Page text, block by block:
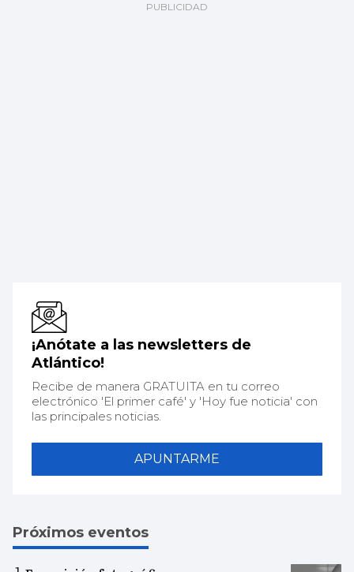
¡Anótate a las newsletters de
Atlántico!
Recibe de manera GRATUITA en tu correo
electrónico 'El primer café' y 'Hoy fue noticia' con
las principales noticias.
APUNTARME
Próximos eventos